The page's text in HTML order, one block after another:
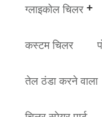
ग्लाइकोल चिलर
कस्टम चिलर
तेल ठंडा करने वाला